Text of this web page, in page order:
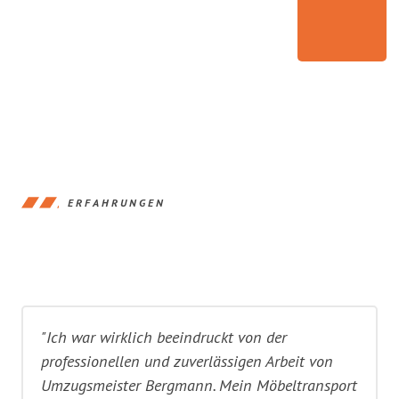
ERFAHRUNGEN
"Ich war wirklich beeindruckt von der
professionellen und zuverlässigen Arbeit von
Umzugsmeister Bergmann. Mein Möbeltransport